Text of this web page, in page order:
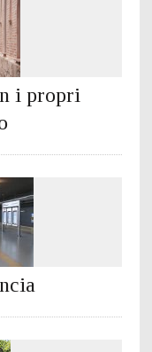
i propri